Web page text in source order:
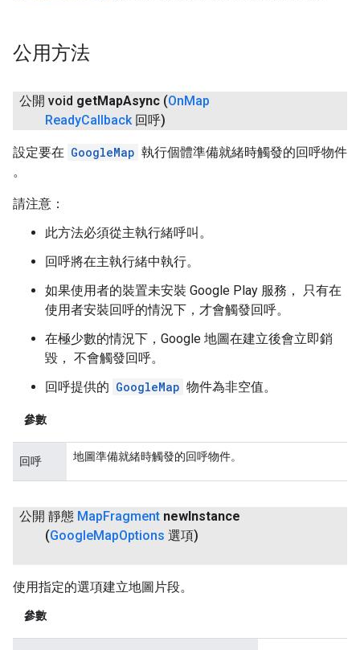
公用方法
公開 void getMapAsync (OnMap
ReadyCallback回呼)
設定要在 GoogleMap 執行個體準備就緒時觸發的回呼物件
。
請注意：
此方法必須從主執行緒呼叫。
回呼將在主執行緒中執行。
如果使用者的裝置未安裝 Google Play 服務， 只有在
使用者安裝回呼的情況下，才會觸發回呼。
在極少數的情況下，Google 地圖在建立後會立即銷
毀， 不會觸發回呼。
回呼提供的 GoogleMap 物件為非空值。
參數
回呼 地圖準備就緒時觸發的回呼物件。
公開 靜態 MapFragment newInstance
(GoogleMapOptions 選項)
使用指定的選項建立地圖片段。
參數